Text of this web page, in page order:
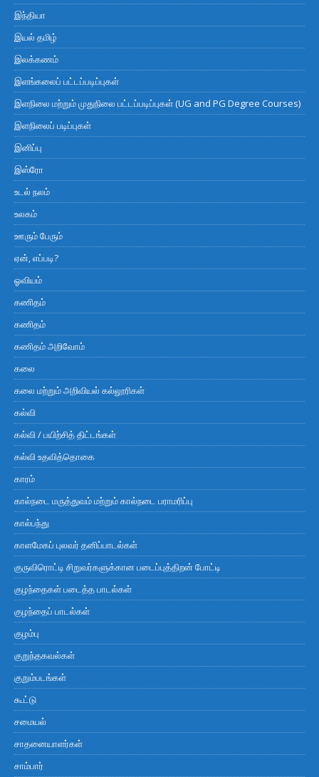
இந்தியா
இயல் தமிழ்
இலக்கணம்
இளங்கலைப் பட்டப்படிப்புகள்
இளநிலை மற்றும் முதுநிலை பட்டப்படிப்புகள் (UG and PG Degree Courses)
இளநிலைப் படிப்புகள்
இனிப்பு
இஸ்ரோ
உடல் நலம்
உலகம்
ஊரும் பேரும்
ஏன், எப்படி?
ஓவியம்
கணிதம்
கணிதம்
கணிதம் அறிவோம்
கலை
கலை மற்றும் அறிவியல் கல்லூரிகள்
கல்வி
கல்வி / பயிற்சித் திட்டங்கள்
கல்வி உதவித்தொகை
காரம்
கால்நடை மருத்துவம் மற்றும் கால்நடை பராமரிப்பு
கால்பந்து
காளமேகப் புலவர் தனிப்பாடல்கள்
குருவிரொட்டி சிறுவர்களுக்கான படைப்புத்திறன் போட்டி
குழந்தைகள் படைத்த பாடல்கள்
குழந்தைப் பாடல்கள்
குழம்பு
குறுந்தகவல்கள்
குறும்படங்கள்
கூட்டு
சமையல்
சாதனையாளர்கள்
சாம்பார்